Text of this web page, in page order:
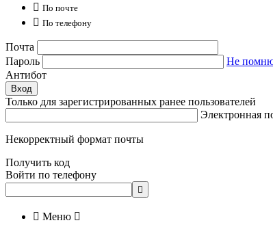
 По почте
 По телефону
Почта
Пароль
Не
Антибот
Вход
Только для зарегистрированных ранее пользователей
Электронная
Некорректный формат почты
Получить код
Войти по телефону

 Меню 